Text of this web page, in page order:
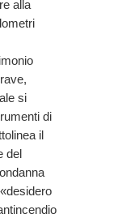
alla
si
di
il
del